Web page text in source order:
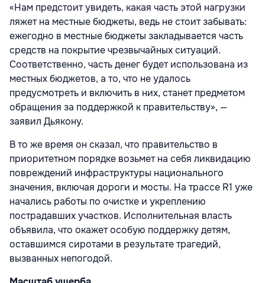
«Нам предстоит увидеть, какая часть этой нагрузки
ляжет на местные бюджеты, ведь не стоит забывать:
ежегодно в местные бюджеты закладывается часть
средств на покрытие чрезвычайных ситуаций.
Соответственно, часть денег будет использована из
местных бюджетов, а то, что не удалось
предусмотреть и включить в них, станет предметом
обращения за поддержкой к правительству», —
заявил Дьякону.
В то же время он сказал, что правительство в
приоритетном порядке возьмет на себя ликвидацию
повреждений инфраструктуры национального
значения, включая дороги и мосты. На трассе R1 уже
начались работы по очистке и укреплению
пострадавших участков. Исполнительная власть
объявила, что окажет особую поддержку детям,
оставшимся сиротами в результате трагедий,
вызванных непогодой.